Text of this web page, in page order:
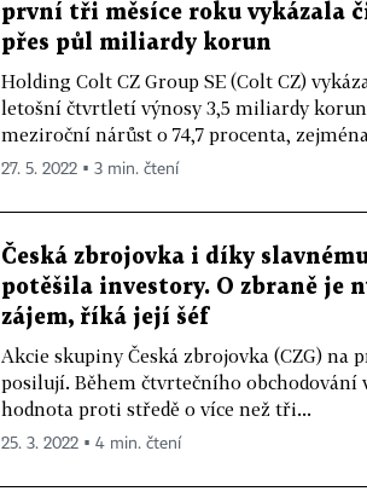
první tři měsíce roku vykázala
přes půl miliardy korun
Holding Colt CZ Group SE (Colt CZ)
letošní čtvrtletí výnosy 3,5 miliardy
meziroční nárůst o 74,7 procenta,
27. 5. 2022 ▪ 3 min. čtení
Česká zbrojovka i díky
potěšila investory. O zbraně je
zájem, říká její šéf
Akcie skupiny Česká zbrojovka (CZG) na
posilují. Během čtvrtečního obchodování
hodnota proti středě o více než tři...
25. 3. 2022 ▪ 4 min. čtení